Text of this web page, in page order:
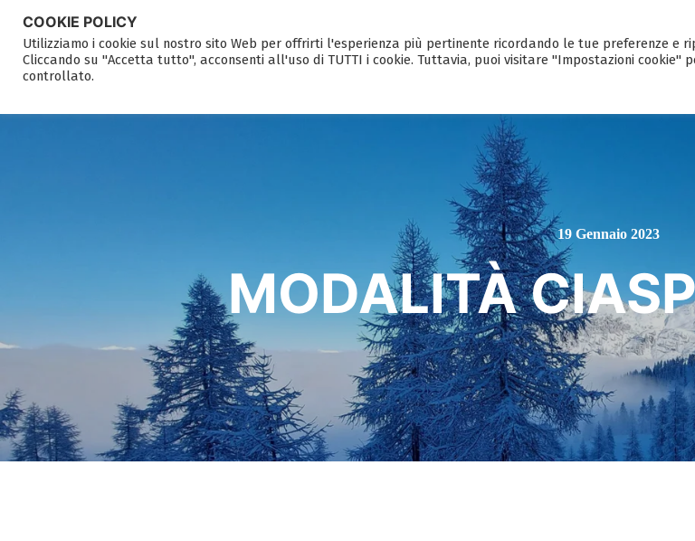
HOME
19 Gennaio 2023
MODALITÀ
COOKIE POLICY
Utilizziamo i cookie sul nostro sito Web per offrirti l'esperienza più pertinente ricordando le tue preferenze e
Cliccando su "Accetta tutto", acconsenti all'uso di TUTTI i cookie. Tuttavia, puoi visitare "Impostazioni cookie"
controllato.